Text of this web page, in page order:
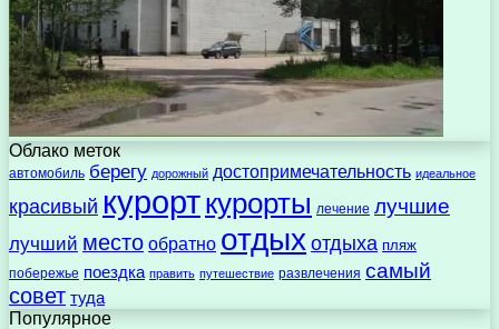
Облако меток
автомобиль берегу дорожный достопримечательность идеальное
красивый курорткурорты лечение лучшие
лучший место обратно отдыхотдыха пляж
побережье поездка править путешествие развлечения самый
совет туда
Популярное